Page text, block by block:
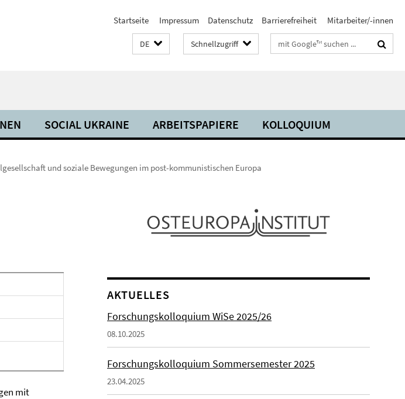
Startseite Impressum Datenschutz Barrierefreiheit Mitarbeiter/-innen
DE Schnellzugriff Suchbegriffe
SOCIAL UKRAINE ARBEITSPAPIERE KOLLOQUIUM
und soziale Bewegungen im post-kommunistischen Europa
mit
AKTUELLES
Forschungskolloquium WiSe 2025/26
08.10.2025
Forschungskolloquium Sommersemester 2025
23.04.2025